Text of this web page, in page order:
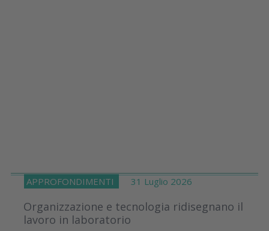
APPROFONDIMENTI 31 Luglio 2026
Organizzazione e tecnologia ridisegnano il
lavoro in laboratorio